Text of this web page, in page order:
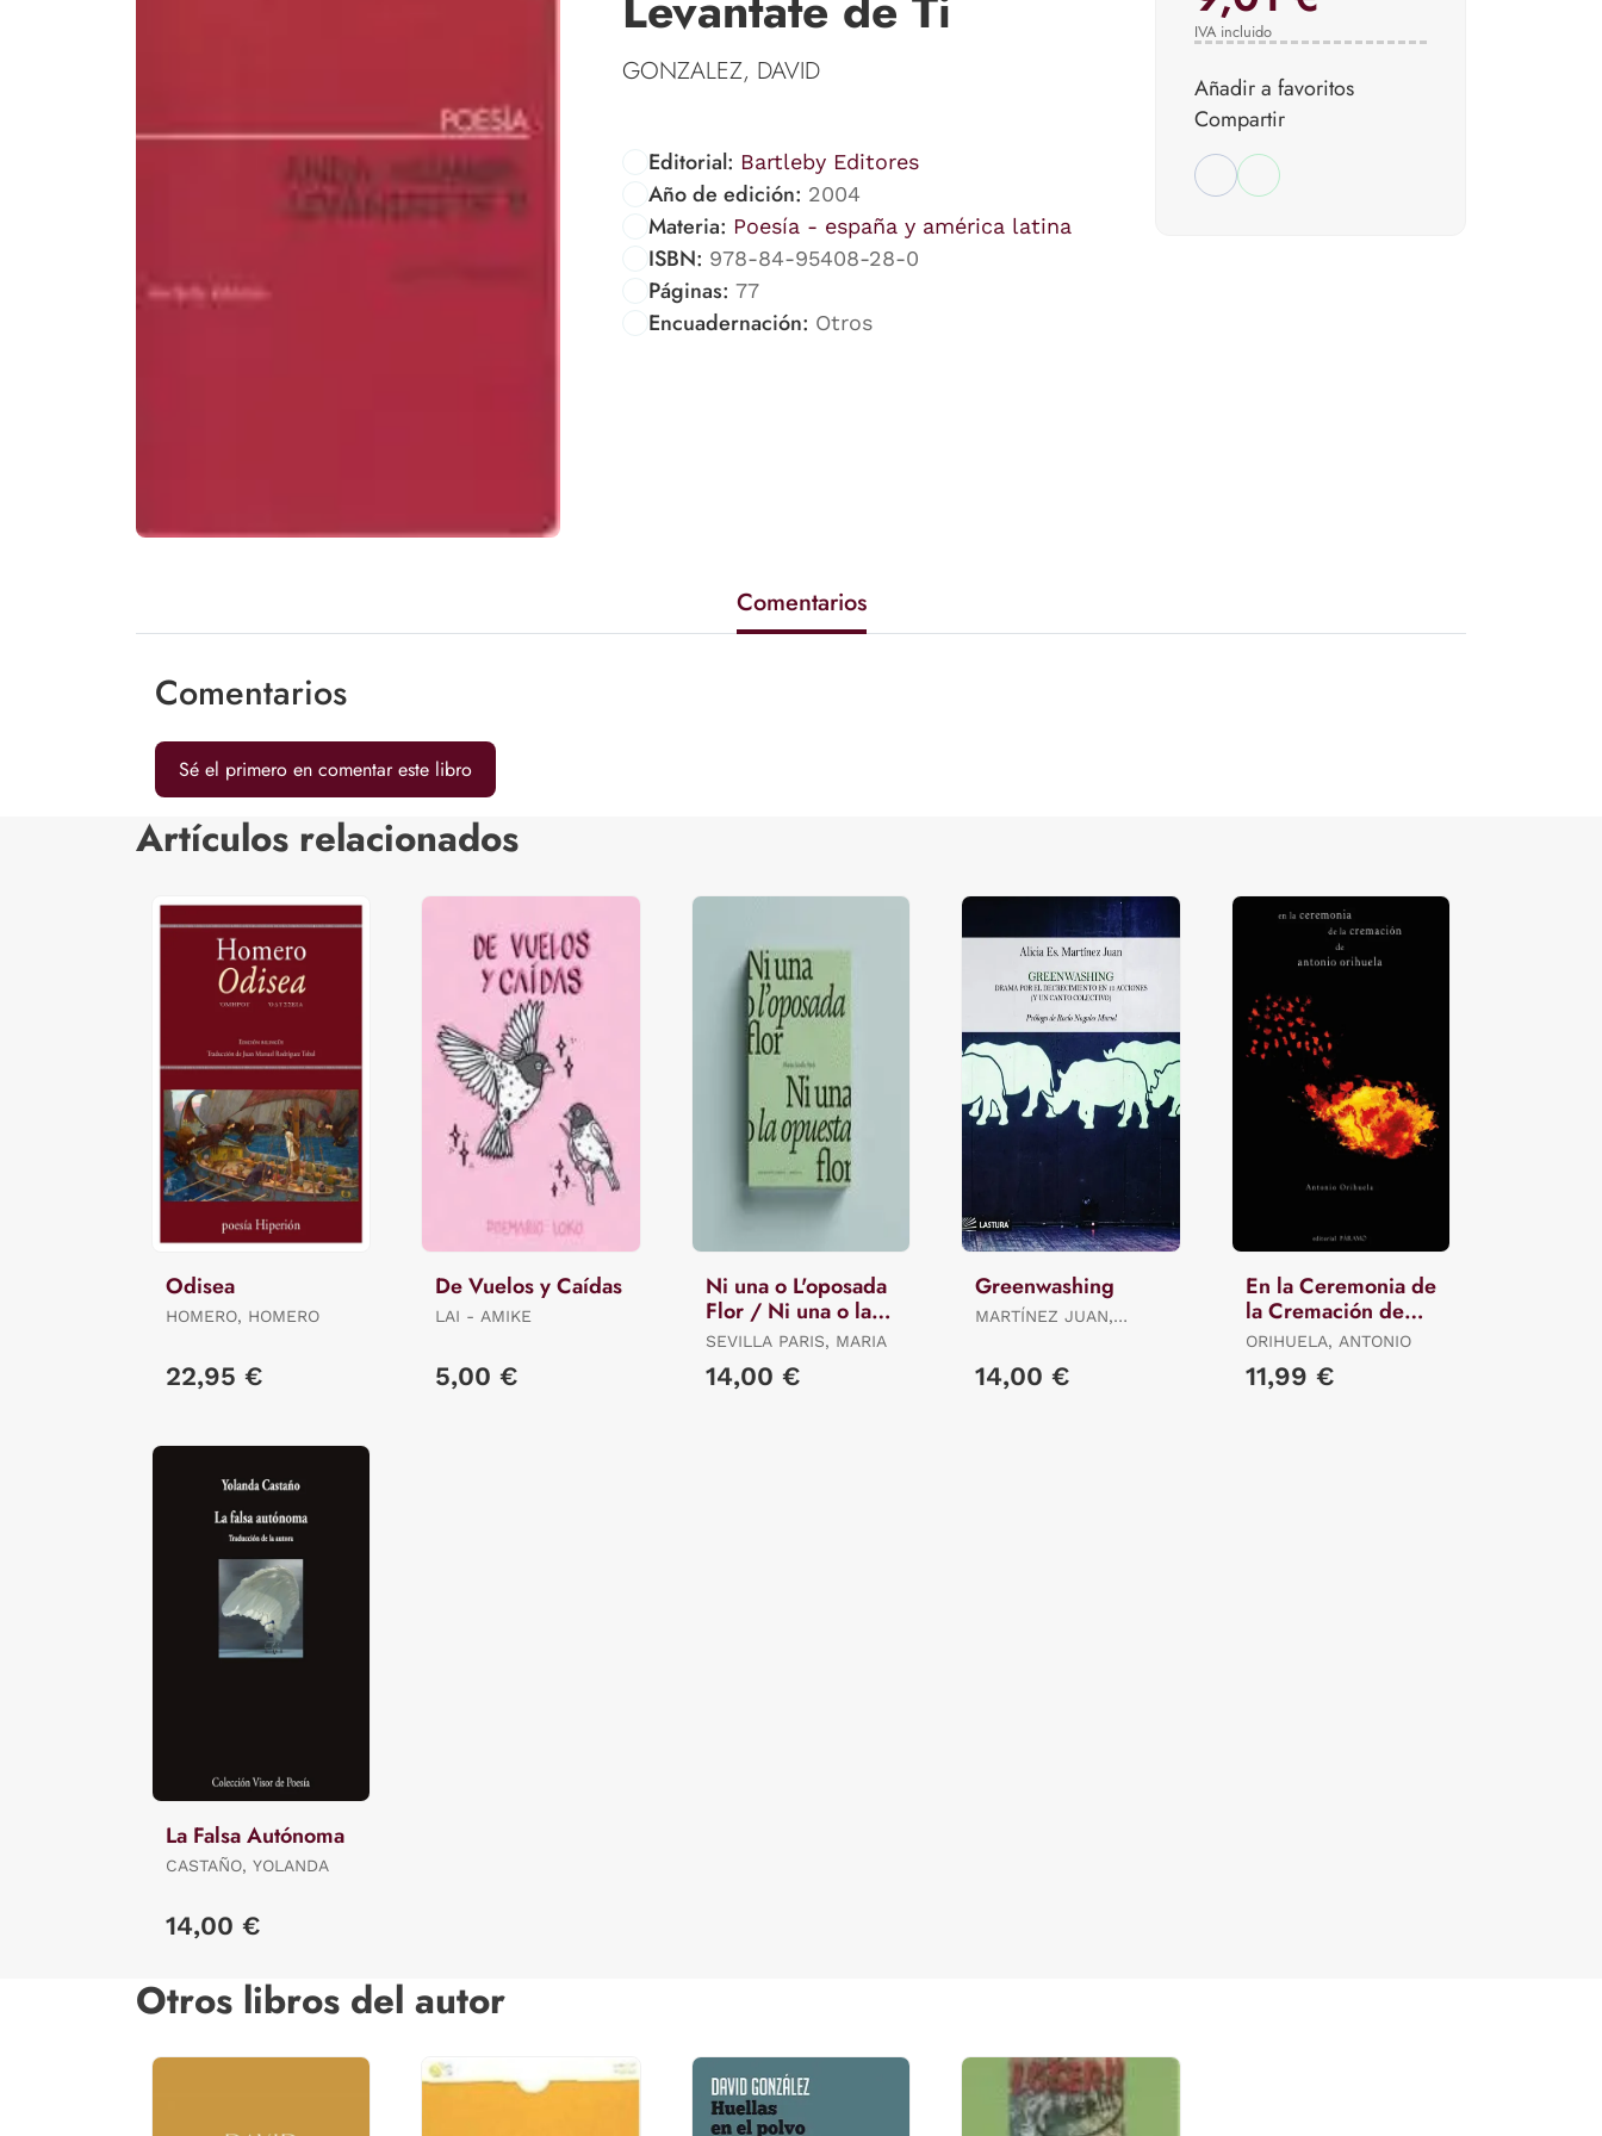
GONZALEZ, DAVID
Editorial: Bartleby Editores
Año de edición: 2004
Materia: Poesía - españa y américa latina
ISBN: 978-84-95408-28-0
Páginas: 77
Encuadernación: Otros
IVA incluido
Añadir a favoritos
Compartir
Comentarios
Comentarios
Sé el primero en comentar este libro
Artículos relacionados
Odisea
HOMERO, HOMERO
22,95 €
De Vuelos y Caídas
LAI - AMIKE
5,00 €
Ni una o L'oposada
Flor / Ni una o la
Opuesta Flor.
SEVILLA PARIS, MARIA
14,00 €
Greenwashing
MARTÍNEZ JUAN,
14,00 €
En la Ceremonia de
la Cremación de
Antonio Orihuela
ORIHUELA, ANTONIO
11,99 €
La Falsa Autónoma
CASTAÑO, YOLANDA
14,00 €
Otros libros del autor